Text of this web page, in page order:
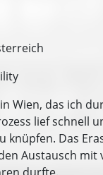
Wien, das ich
lief schnell
knüpfen. Das
Austausch mit